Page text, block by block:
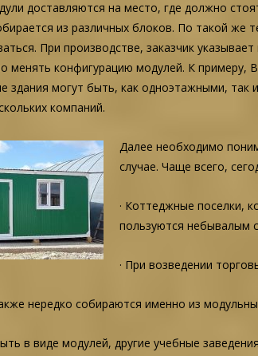
доставляются на место, где должно
из различных блоков. По такой
При производстве, заказчик
менять конфигурацию модулей. К
здания могут быть, как одноэтажными,
компаний.
Далее необходимо
случае. Чаще всего,
· Коттеджные поселки,
пользуются небывалым
· При возведении
нередко собираются именно из
в виде модулей, другие учебные